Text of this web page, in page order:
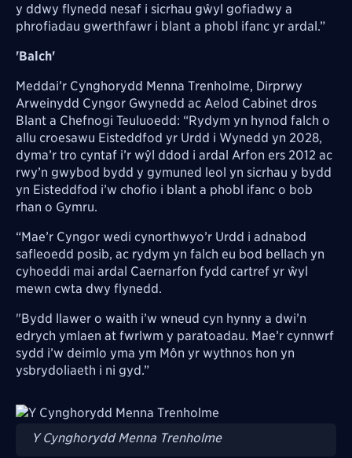
y ddwy flynedd nesaf i sicrhau gŵyl gofiadwy a
phrofiadau gwerthfawr i blant a phobl ifanc yr ardal.”
'Balch'
Meddai’r Cynghorydd Menna Trenholme, Dirprwy
Arweinydd Cyngor Gwynedd ac Aelod Cabinet dros
Blant a Chefnogi Teuluoedd: “Rydym yn hynod falch o
allu croesawu Eisteddfod yr Urdd i Wynedd yn 2028,
dyma’r tro cyntaf i’r wŷl ddod i ardal Arfon ers 2012 ac
rwy’n gwybod bydd y gymuned leol yn sicrhau y bydd
yn Eisteddfod i’w chofio i blant a phobl ifanc o bob
rhan o Gymru.
“Mae’r Cyngor wedi cynorthwyo’r Urdd i adnabod
safleoedd posib, ac rydym yn falch eu bod bellach yn
cyhoeddi mai ardal Caernarfon fydd cartref yr ŵyl
mewn cwta dwy flynedd.
"Bydd llawer o waith i’w wneud cyn hynny a dwi’n
edrych ymlaen at fwrlwm y paratoadau. Mae’r cynnwrf
sydd i’w deimlo yma ym Môn yr wythnos hon yn
ysbrydoliaeth i ni gyd.”
Image
Y Cynghorydd Menna Trenholme